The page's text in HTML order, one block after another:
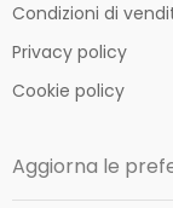
Condizioni di
Privacy policy
Cookie policy
Aggiorna le